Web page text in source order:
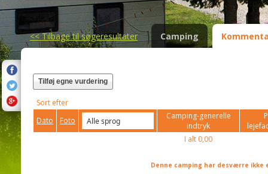
<<Tilbage til søgeresultater Camping
Tilføj egne vurdering
Sort efter
Dato
Foto
Camping-generelle
indtryk
I alt 0,00
Denne camping har desværre